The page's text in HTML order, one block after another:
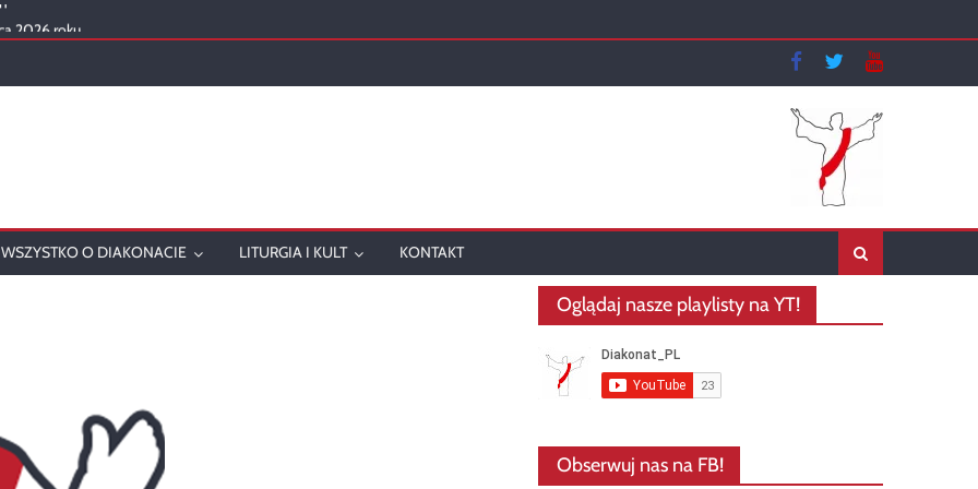
2026 roku
w 2025 roku
WSZYSTKO O DIAKONACIE LITURGIA I KULT KONTAKT
Oglądaj nasze playlisty na YT!
Obserwuj nas na FB!